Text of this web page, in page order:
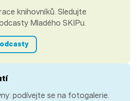
knihovníků. Sledujte
Mladého SKIPu.
podívejte se na fotogalerie.